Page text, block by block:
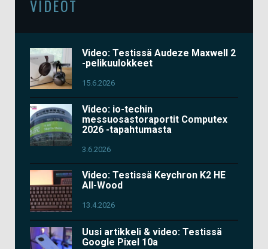
VIDEOT
Video: Testissä Audeze Maxwell 2
-pelikuulokkeet
15.6.2026
Video: io-techin
messuosastoraportit Computex
2026 -tapahtumasta
3.6.2026
Video: Testissä Keychron K2 HE
All-Wood
13.4.2026
Uusi artikkeli & video: Testissä
Google Pixel 10a